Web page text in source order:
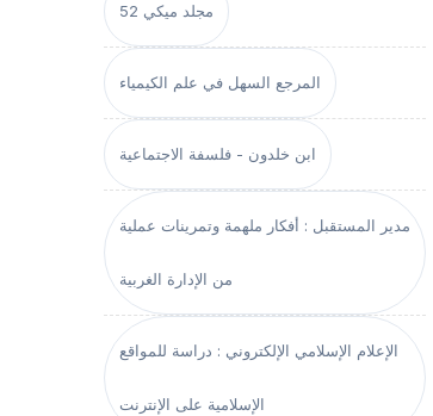
مجلد ميكي 52
المرجع السهل في علم الكيمياء
ابن خلدون - فلسفة الاجتماعية
مدير المستقبل : أفكار ملهمة وتمرينات عملية
من الإدارة الغربية
الإعلام الإسلامي الإلكتروني : دراسة للمواقع
الإسلامية على الإنترنت